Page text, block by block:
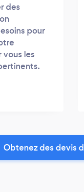
des
pour
les
Obtenez des devis